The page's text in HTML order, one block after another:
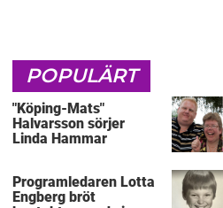
POPULÄRT
"Köping-Mats"
Halvarsson sörjer
Linda Hammar
Programledaren Lotta
Engberg bröt